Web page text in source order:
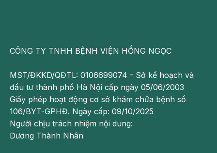
CÔNG TY TNHH BỆNH VIỆN HỒNG NGỌC
MST/ĐKKD/QĐTL: 0106699074 - Sở kế hoạch và
đầu tư thành phố Hà Nội cấp ngày 05/06/2003
Giấy phép hoạt động cơ sở khám chữa bệnh số
106/BYT-GPHĐ. Ngày cấp: 09/10/2025
Người chịu trách nhiệm nội dung:
Dương Thành Nhân